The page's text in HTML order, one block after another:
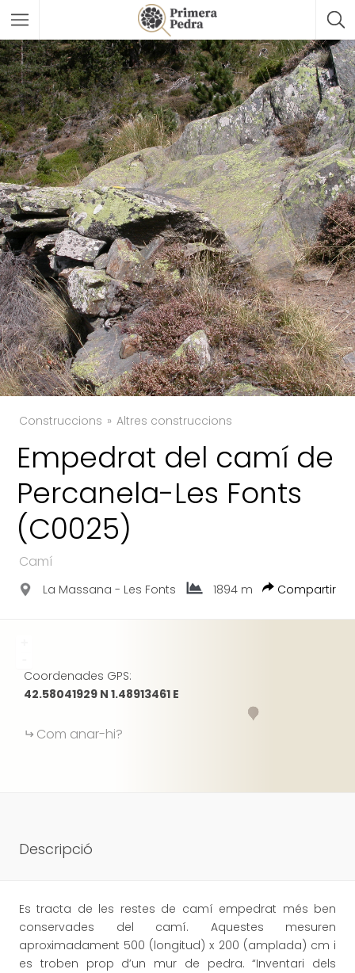
Construccions Altres construccions
Empedrat del camí de
Percanela-Les Fonts
(C0025)
Camí
La Massana - Les Fonts 1894 m Compartir
FACEBOOK
Coordenades GPS:
42.58041929 N 1.48913461 E
Com anar-hi?
Descripció
Es tracta de les restes de camí empedrat més ben
conservades del camí. Aquestes mesuren
aproximadament 500 (longitud) x 200 (amplada) cm i
es troben prop d’un mur de pedra. “Inventari dels